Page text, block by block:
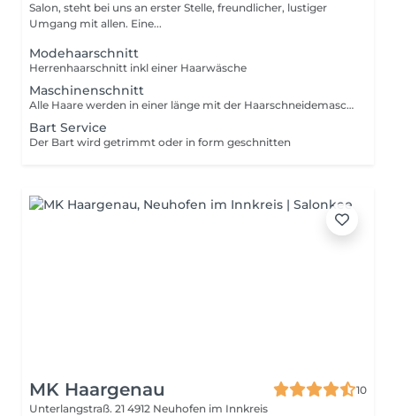
Salon, steht bei uns an erster Stelle, freundlicher, lustiger
Umgang mit allen. Eine...
Modehaarschnitt
Herrenhaarschnitt inkl einer Haarwäsche
Maschinenschnitt
Alle Haare werden in einer länge mit der Haarschneidemaschine geschnitte
Bart Service
Der Bart wird getrimmt oder in form geschnitten
MK Haargenau
10
Unterlangstraß. 21 4912 Neuhofen im Innkreis